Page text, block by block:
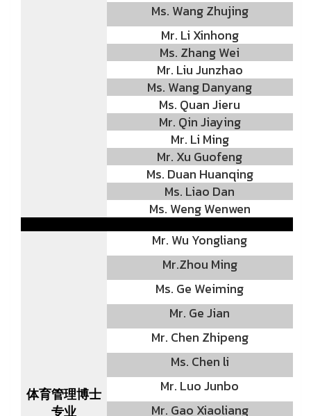
Ms. Wang Zhujing
Mr. Li Xinhong
Ms. Zhang Wei
Mr. Liu Junzhao
Ms. Wang Danyang
Ms. Quan Jieru
Mr. Qin Jiaying
Mr. Li Ming
Mr. Xu Guofeng
Ms. Duan Huanqing
Ms. Liao Dan
Ms. Weng Wenwen
体育管理博士
专业
Mr. Wu Yongliang
Mr.Zhou Ming
Ms. Ge Weiming
Mr. Ge Jian
Mr. Chen Zhipeng
Ms. Chen li
Mr. Luo Junbo
Mr. Gao Xiaoliang